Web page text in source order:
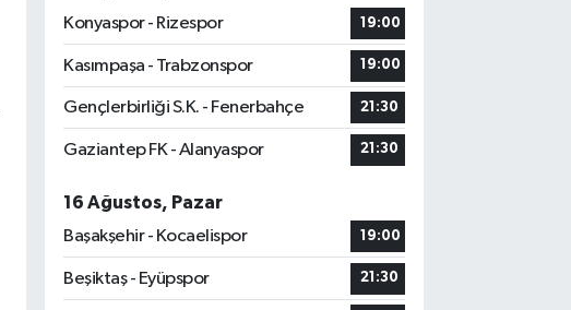
Konyaspor - Rizespor
19:00
Kasımpaşa - Trabzonspor 19:00
Gençlerbirliği S.K. - Fenerbahçe 21:30
Gaziantep FK - Alanyaspor 21:30
16 Ağustos, Pazar
Başakşehir - Kocaelispor
19:00
Beşiktaş - Eyüpspor 21:30